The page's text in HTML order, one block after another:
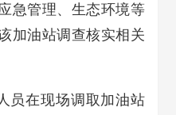
急管理、生态环境等
加油站调查核实相关
员在现场调取加油站